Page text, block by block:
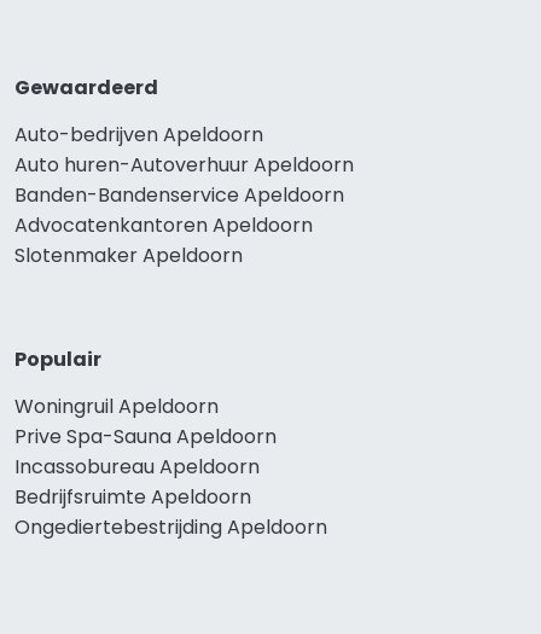
Gewaardeerd
Auto-bedrijven Apeldoorn
Auto huren-Autoverhuur Apeldoorn
Banden-Bandenservice Apeldoorn
Advocatenkantoren Apeldoorn
Slotenmaker Apeldoorn
Populair
Woningruil Apeldoorn
Prive Spa-Sauna Apeldoorn
Incassobureau Apeldoorn
Bedrijfsruimte Apeldoorn
Ongediertebestrijding Apeldoorn